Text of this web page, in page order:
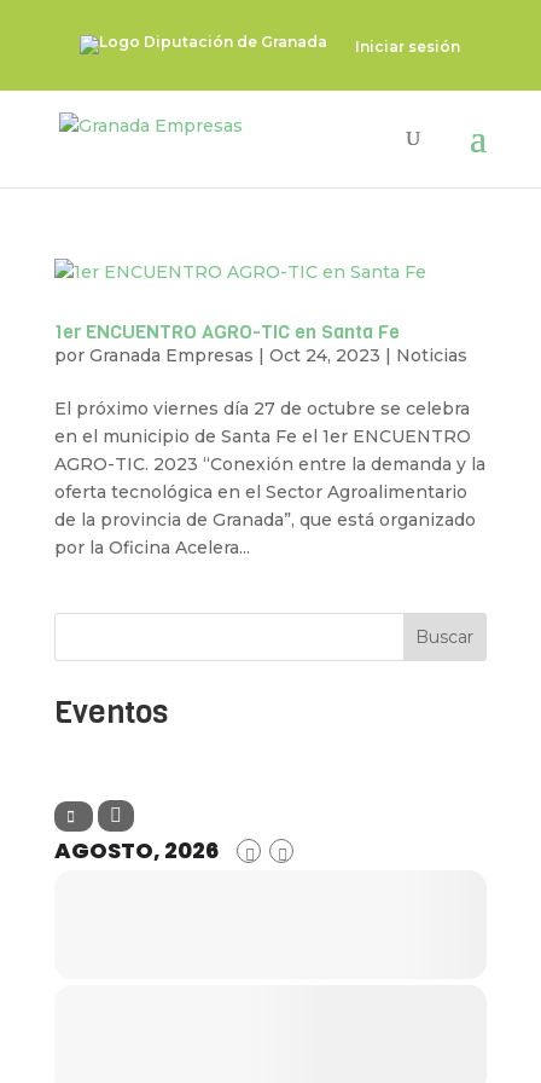
Iniciar sesión
1er ENCUENTRO AGRO-TIC en Santa Fe
por Granada Empresas | Oct 24, 2023 | Noticias
El próximo viernes día 27 de octubre se celebra
en el municipio de Santa Fe el 1er ENCUENTRO
AGRO-TIC. 2023 “Conexión entre la demanda y la
oferta tecnológica en el Sector Agroalimentario
de la provincia de Granada”, que está organizado
por la Oficina Acelera...
Buscar
Eventos
AGOSTO, 2026